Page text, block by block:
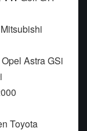
Astra GSi
Toyota